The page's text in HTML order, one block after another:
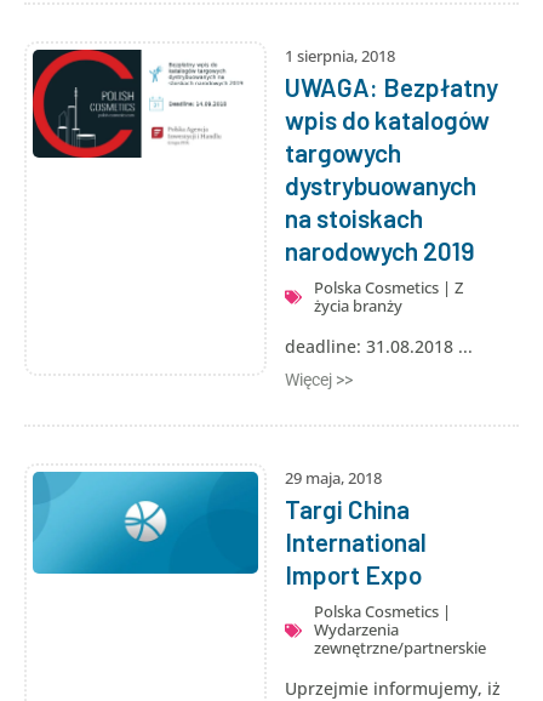
1 sierpnia, 2018
UWAGA: Bezpłatny
wpis do katalogów
targowych
dystrybuowanych
na stoiskach
narodowych 2019
Polska Cosmetics| Z
życia branży
deadline: 31.08.2018 ...
Więcej >>
29 maja, 2018
Targi China
International
Import Expo
Polska Cosmetics|
Wydarzenia
zewnętrzne/partnerskie
Uprzejmie informujemy, iż